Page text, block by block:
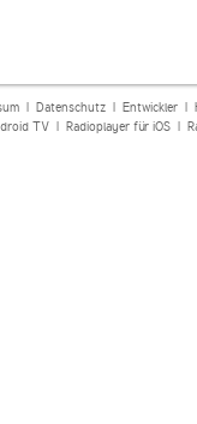
| Datenschutz| Entwickler|
TV| Radioplayer für iOS|